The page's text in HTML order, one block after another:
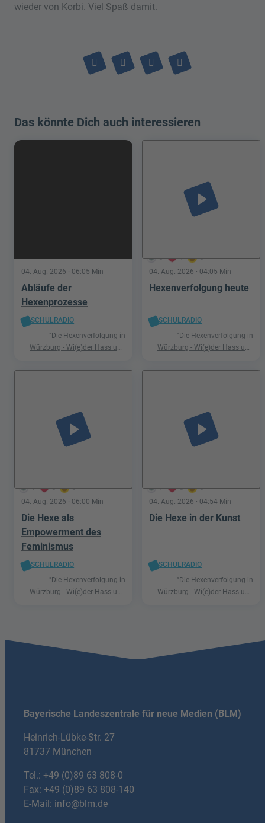
wieder von Korbi. Viel Spaß damit.
Das könnte Dich auch interessieren
04. Aug. 2026 · 06:05 Min
Abläufe der
Hexenprozesse
SCHULRADIO
"Die Hexenverfolgung in
Würzburg - Wi(e)der Hass und
5 1 0
play_arrow
04. Aug. 2026 · 04:05 Min
Hexenverfolgung heute
SCHULRADIO
"Die Hexenverfolgung in
Würzburg - Wi(e)der Hass und
1 0 0
play_arrow
04. Aug. 2026 · 06:00 Min
Die Hexe als
Empowerment des
Feminismus
SCHULRADIO
"Die Hexenverfolgung in
Würzburg - Wi(e)der Hass und
1 0 0
play_arrow
04. Aug. 2026 · 04:54 Min
Die Hexe in der Kunst
SCHULRADIO
"Die Hexenverfolgung in
Würzburg - Wi(e)der Hass und
Bayerische Landeszentrale für neue Medien (BLM)
Heinrich-Lübke-Str. 27
81737 München
Tel.: +49 (0)89 63 808-0
Fax: +49 (0)89 63 808-140
E-Mail: info@blm.de